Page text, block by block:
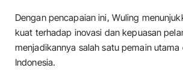
Dengan pencapaian ini, Wuling
kuat terhadap inovasi dan kepuasan
menjadikannya salah satu pemain
Indonesia.